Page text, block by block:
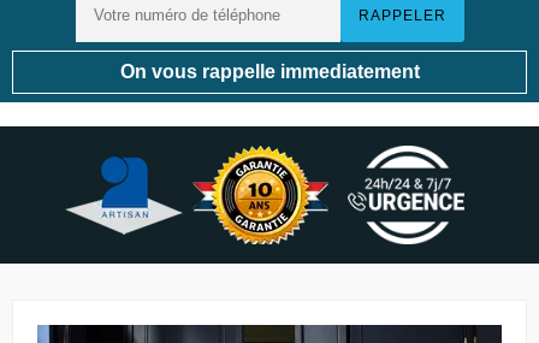
On vous rappelle immediatement